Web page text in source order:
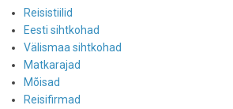
Reisistiilid
Eesti sihtkohad
Välismaa sihtkohad
Matkarajad
Mõisad
Reisifirmad